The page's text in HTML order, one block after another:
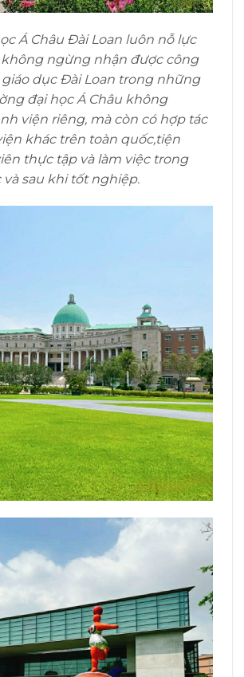
Á Châu Đài Loan luôn nỗ lực
ngừng nhận được công
dục Đài Loan trong những
đại học Á Châu không
viện riêng, mà còn có hợp tác
khác trên toàn quốc,tiện
thực tập và làm việc trong
và sau khi tốt nghiệp.